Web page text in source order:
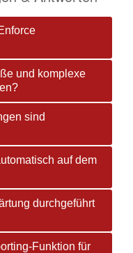
und komplexe
sind
auf dem
durchgeführt
Funktion für